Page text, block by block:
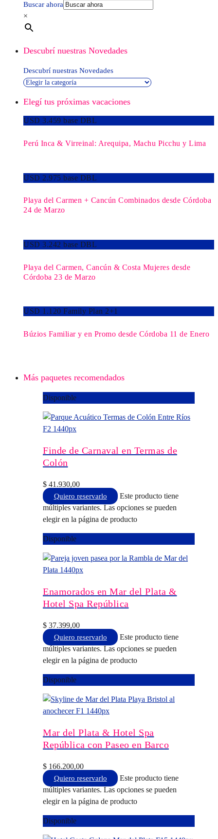
Buscar ahora
×
Descubrí nuestras Novedades
Descubrí nuestras Novedades
Elegí tus próximas vacaciones
USD 3.459 base DBL
Perú Inca & Virreinal: Arequipa, Machu Picchu y Lima
USD 2.975 base DBL
Playa del Carmen + Cancún Combinados desde Córdoba
24 de Marzo
USD 3.242 base DBL
Playa del Carmen, Cancún & Costa Mujeres desde
Córdoba 23 de Marzo
USD 1.120 Family Plan 2+1
Búzios Familiar y en Promo desde Córdoba 11 de Enero
Más paquetes recomendados
Disponible
Finde de Carnaval en Termas de
Colón
$ 41.930,00
Quiero reservarlo
Este producto tiene
múltiples variantes. Las opciones se pueden
elegir en la página de producto
Disponible
Enamorados en Mar del Plata &
Hotel Spa República
$ 37.399,00
Quiero reservarlo
Este producto tiene
múltiples variantes. Las opciones se pueden
elegir en la página de producto
Disponible
Mar del Plata & Hotel Spa
República con Paseo en Barco
$ 166.200,00
Quiero reservarlo
Este producto tiene
múltiples variantes. Las opciones se pueden
elegir en la página de producto
Disponible